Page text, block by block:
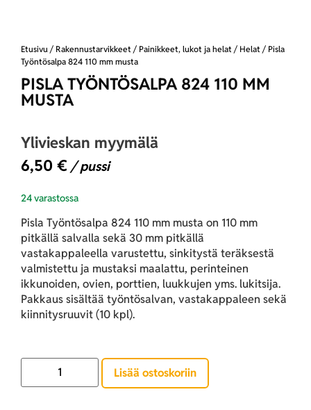
Etusivu / Rakennustarvikkeet / Painikkeet, lukot ja helat / Helat / Pisla
Työntösalpa 824 110 mm musta
PISLA TYÖNTÖSALPA 824 110 MM
MUSTA
Ylivieskan myymälä
6,50 € / pussi
24 varastossa
Pisla Työntösalpa 824 110 mm musta on 110 mm
pitkällä salvalla sekä 30 mm pitkällä
vastakappaleella varustettu, sinkitystä teräksestä
valmistettu ja mustaksi maalattu, perinteinen
ikkunoiden, ovien, porttien, luukkujen yms. lukitsija.
Pakkaus sisältää työntösalvan, vastakappaleen sekä
kiinnitysruuvit (10 kpl).
Lisää ostoskoriin